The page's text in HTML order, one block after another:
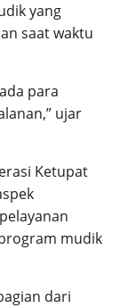
yang
saat waktu
para
ujar
Ketupat
mudik
dari